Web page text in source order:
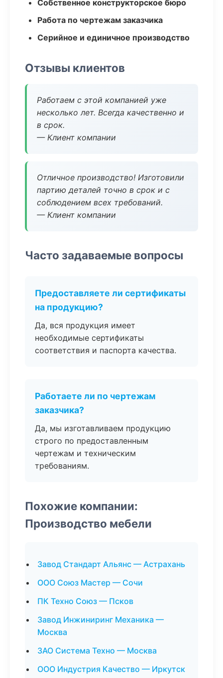
Собственное конструкторское бюро
Работа по чертежам заказчика
Серийное и единичное производство
Отзывы клиентов
Работаем с этой компанией уже
несколько лет. Всегда качественно и
в срок.
— Клиент компании
Отличное производство! Изготовили
партию деталей точно в срок и с
соблюдением всех требований.
— Клиент компании
Часто задаваемые вопросы
Предоставляете ли сертификаты
на продукцию?
Да, вся продукция имеет
необходимые сертификаты
соответствия и паспорта качества.
Работаете ли по чертежам
заказчика?
Да, мы изготавливаем продукцию
строго по предоставленным
чертежам и техническим
требованиям.
Похожие компании:
Производство мебели
Завод Стандарт Альянс — Астрахань
ООО Союз Мастер — Сочи
ПК Техно Союз — Псков
Завод Инжиниринг Механика —
Москва
ЗАО Система Техно — Москва
ООО Индустрия Качество — Иркутск